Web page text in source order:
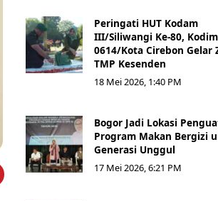
Peringati HUT Kodam
III/Siliwangi Ke-80, Kodim
0614/Kota Cirebon Gelar
TMP Kesenden
18 Mei 2026, 1:40 PM
Bogor Jadi Lokasi
Program Makan Bergizi
Generasi Unggul
17 Mei 2026, 6:21 PM